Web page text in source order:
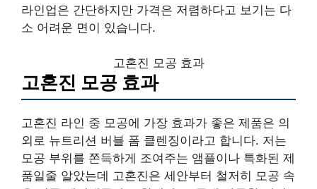
라인업은 간단하지만 가격은 저렴하다고 보기는 다
소 어려운 면이 있습니다.
고혼진 모공 효과
고혼진 모공 효과
고혼진 라인 중 모공에 가장 효과가 좋은 제품은 의
외로 뉴트리션 버블 폼 클렌징이라고 합니다. 저는
모공 부위를 쫀득하게 조여주는 앰플이나 특화된 제
품일줄 알았는데 고혼진은 세안부터 철저히 모공 속